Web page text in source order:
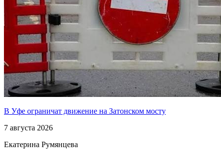
В Уфе ограничат движение на Затонском мосту
7 августа 2026
Екатерина Румянцева